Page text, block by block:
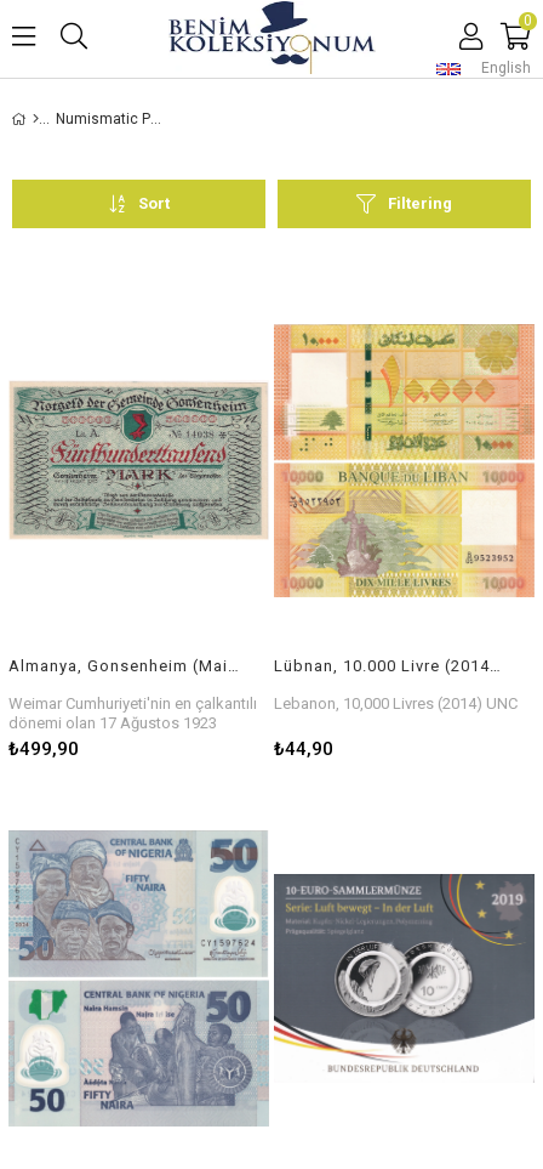
English
0
Numismatic Products
Filtering
Sort
Weimar Cumhuriyeti'nin en çalkantılı
dönemi olan 17 Ağustos 1923
tarihinde, Mainz ilçesine bağlı
Gonsenheim Belediyesi
₺499,90
Lebanon, 10,000 Livres (2014) UNC
₺44,90